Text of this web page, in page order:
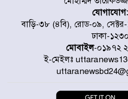
ডিএমপির
৫০৪, উদ্ধার
সন্দ্বীপের
সাগরে
যোগাযোগ:
বাড়ি-৩৮ (৪বি), রোড-০৯,
ঢাকা-১২৩০
মোবাইল-০১৯৭২
ই-মেইলঃ